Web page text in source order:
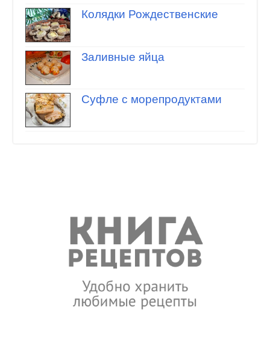
Колядки Рождественские
Заливные яйца
Суфле с морепродуктами